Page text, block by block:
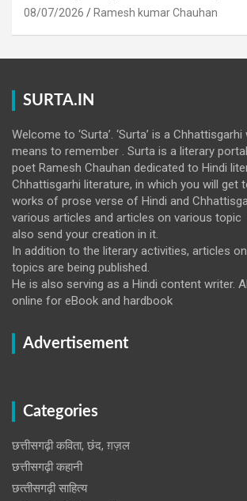
08/07/2026 Ramesh kumar Chauhan
SURTA.IN
Welcome to ‘Surta’. ‘Surta’ is a
means to remember . Surta is a literary
poet Ramesh Chauhan dedicated to Hindi
Chhattisgarhi literature, in which you will get
works of prose verse of Hindi and
various articles and articles on various topic
also send your creation in it.
In addition to the literary activities, articles
topics are being published.
He is also serving as a Hindi content writer.
online for eBook and hardbook
Advertisement
Categories
छत्तीसगढ़ी कविता, छंद, ग़ज़ल
छत्तीसगढ़ी कहानी
छत्‍तीसगढ़ी साहित्‍य